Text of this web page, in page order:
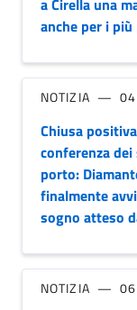
a Cirella una
anche per i
NOTIZIA
Chiusa
conferenza
porto:
finalmente
sogno atteso
NOTIZIA